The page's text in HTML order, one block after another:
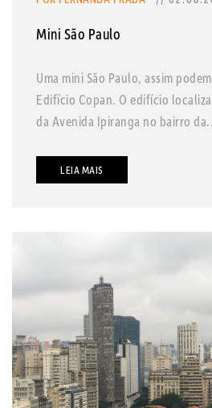
Mini São Paulo
Uma mini São Paulo, assim
Edifício Copan. O edifício
da Avenida Ipiranga no bairro
LEIA MAIS